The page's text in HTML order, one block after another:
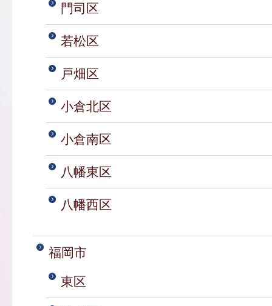
門司区
若松区
戸畑区
小倉北区
小倉南区
八幡東区
八幡西区
福岡市
東区